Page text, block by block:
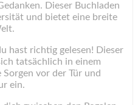
Dieser Buchladen
und bietet eine breite
hast richtig gelesen! Dieser
tatsächlich in einem
vor der Tür und
ein.